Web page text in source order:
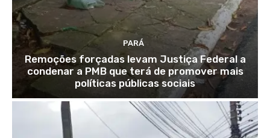
PARÁ
Remoções forçadas levam Justiça Federal a
condenar a PMB que terá de promover mais
políticas públicas sociais